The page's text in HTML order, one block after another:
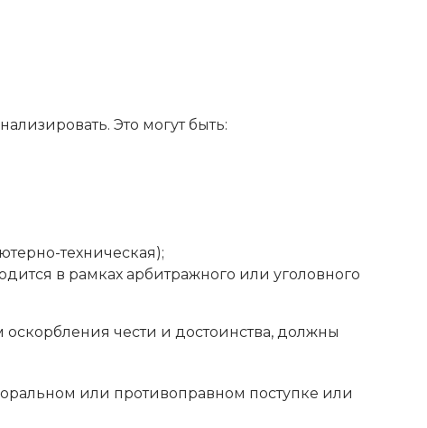
Это могут быть:
техническая);
в рамках арбитражного или уголовного
оскорбления чести и достоинства, должны
или противоправном поступке или